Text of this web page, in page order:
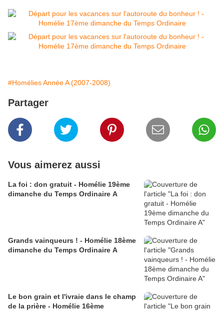
#Homélies Année A (2007-2008)
Partager
Vous aimerez aussi
La foi : don gratuit - Homélie 19ème
dimanche du Temps Ordinaire A
Grands vainqueurs ! - Homélie 18ème
dimanche du Temps Ordinaire A
Le bon grain et l'ivraie dans le champ
de la prière - Homélie 16ème